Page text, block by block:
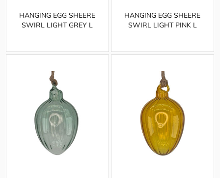
HANGING EGG SHEERE
SWIRL LIGHT GREY L
HANGING EGG SHEERE
SWIRL LIGHT PINK L